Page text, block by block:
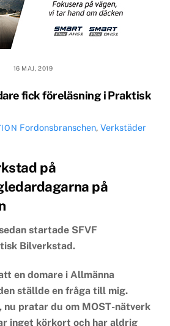
16 MAJ, 2019
fick föreläsning i Praktisk
Fordonsbranschen,Verkstäder
på
på
startade SFVF
Bilverkstad.
en domare i Allmänna
ställde en fråga till mig.
nu pratar du om MOST-nätverk
inget körkort och har aldrig